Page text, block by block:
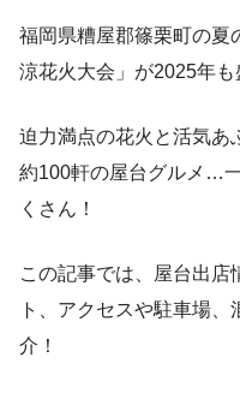
福岡県糟屋郡篠栗町の夏
涼花火大会」が2025年も
迫力満点の花火と活気あ
約100軒の屋台グルメ…
くさん！
この記事では、屋台出店
ト、アクセスや駐車場
介！